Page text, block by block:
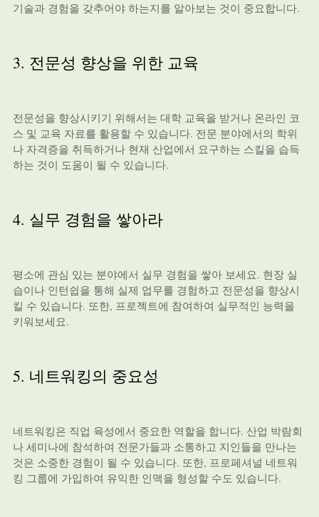
기술과 경험을 갖추어야 하는지를 알아보는 것이 중요합니다.
3. 전문성 향상을 위한 교육
전문성을 향상시키기 위해서는 대학 교육을 받거나 온라인 코
스 및 교육 자료를 활용할 수 있습니다. 전문 분야에서의 학위
나 자격증을 취득하거나 현재 산업에서 요구하는 스킬을 습득
하는 것이 도움이 될 수 있습니다.
4. 실무 경험을 쌓아라
평소에 관심 있는 분야에서 실무 경험을 쌓아 보세요. 현장 실
습이나 인턴쉽을 통해 실제 업무를 경험하고 전문성을 향상시
킬 수 있습니다. 또한, 프로젝트에 참여하여 실무적인 능력을
키워보세요.
5. 네트워킹의 중요성
네트워킹은 직업 육성에서 중요한 역할을 합니다. 산업 박람회
나 세미나에 참석하여 전문가들과 소통하고 지인들을 만나는
것은 소중한 경험이 될 수 있습니다. 또한, 프로페셔널 네트워
킹 그룹에 가입하여 유익한 인맥을 형성할 수도 있습니다.